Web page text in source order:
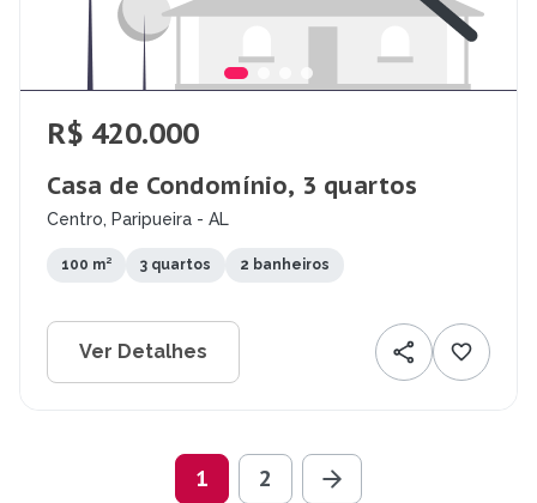
R$ 420.000
Casa de Condomínio, 3 quartos
Centro, Paripueira - AL
100 m² 3 quartos 2 banheiros
Ver Detalhes
1 2